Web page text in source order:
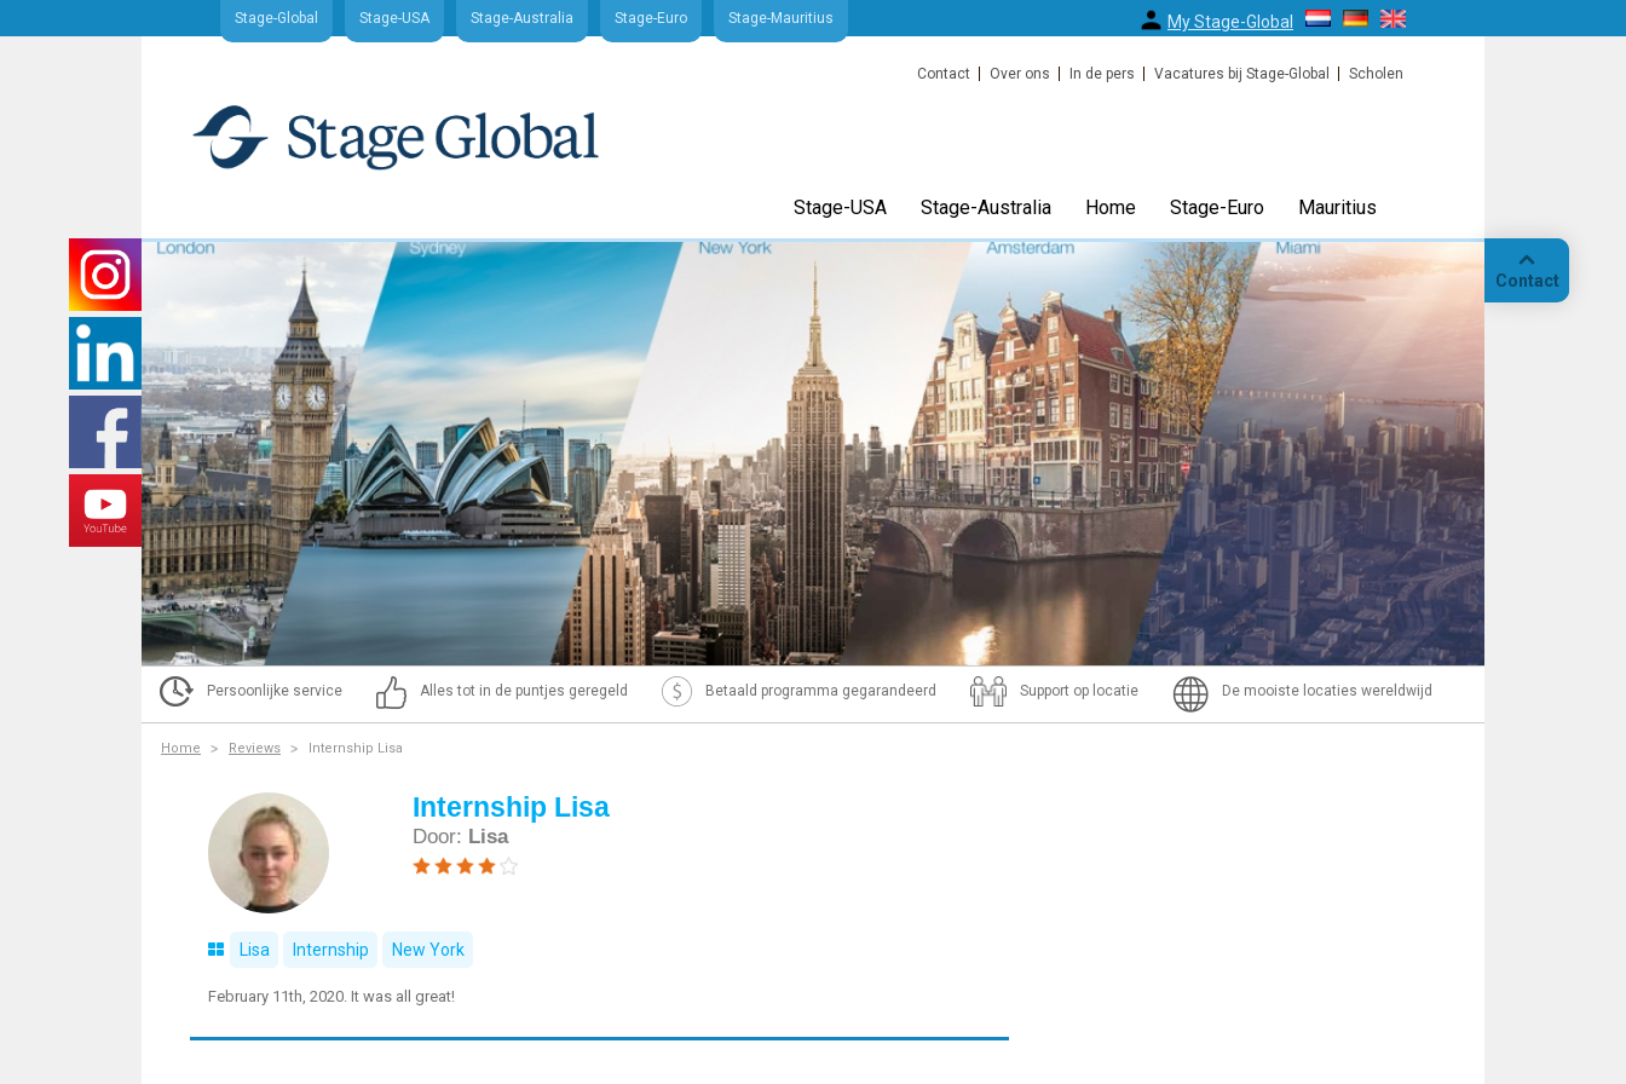
Contact
Stage-Global Stage-USA Stage-Australia Stage-Euro Stage-Mauritius My Stage-Global
Contact Over ons In de pers Vacatures bij Stage-Global Scholen
Stage-USA Stage-Australia Home Stage-Euro Mauritius
Persoonlijke service Alles tot in de puntjes geregeld Betaald programma gegarandeerd Support op locatie De mooiste locaties wereldwijd
Home Reviews Internship Lisa
Internship Lisa
Door: Lisa
Lisa Internship New York
February 11th, 2020. It was all great!